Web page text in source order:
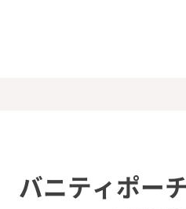
バニティポー